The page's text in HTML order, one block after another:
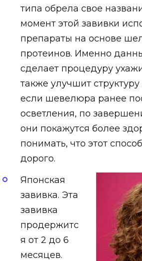
типа обрела свое
момент этой завивки
препараты на основе
протеинов. Именно
сделает процедуру
также улучшит
если шевелюра ранее
осветления, по
они покажутся более
понимать, что этот
дорого.
Японская
завивка. Эта
завивка
продержитс
я от 2 до 6
месяцев.